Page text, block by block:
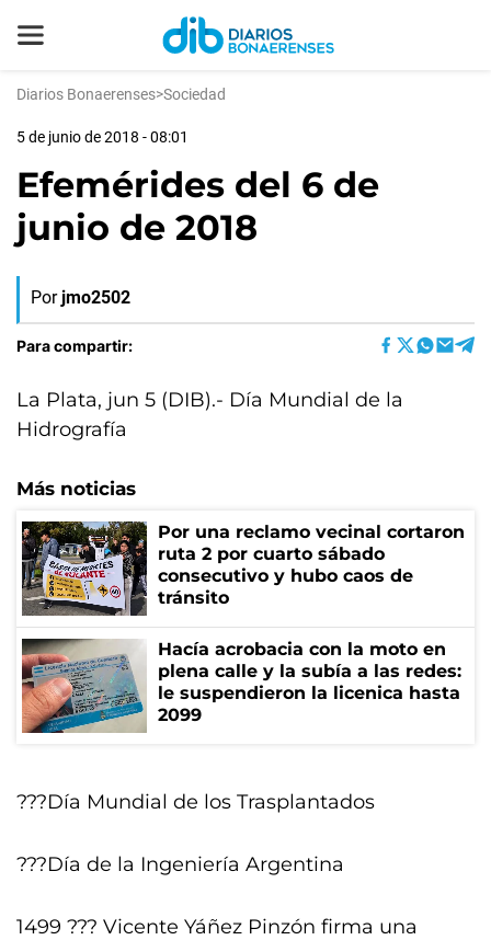
Diarios Bonaerenses>Sociedad
5 de junio de 2018 - 08:01
Efemérides del 6 de
junio de 2018
Por jmo2502
Para compartir:
La Plata, jun 5 (DIB).- Día Mundial de la
Hidrografía
Más noticias
Por una reclamo vecinal cortaron
ruta 2 por cuarto sábado
consecutivo y hubo caos de
tránsito
Hacía acrobacia con la moto en
plena calle y la subía a las redes:
le suspendieron la licenica hasta
2099
???Día Mundial de los Trasplantados
???Día de la Ingeniería Argentina
1499 ??? Vicente Yáñez Pinzón firma una